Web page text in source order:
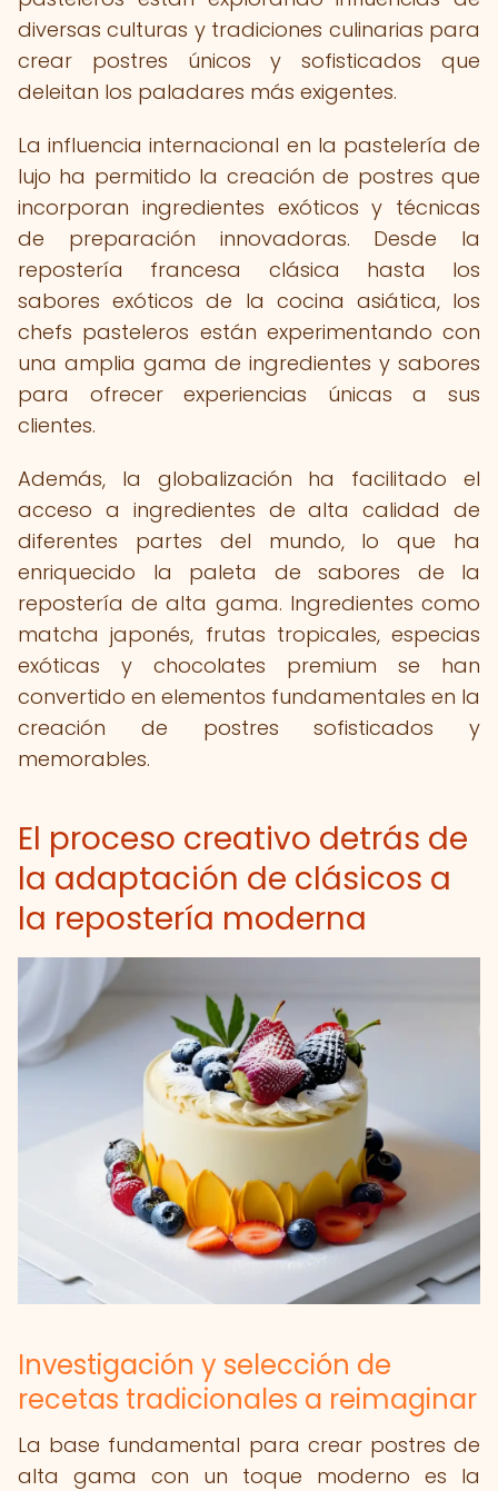
diversas culturas y tradiciones culinarias para
crear postres únicos y sofisticados que
deleitan los paladares más exigentes.
La influencia internacional en la pastelería de
lujo ha permitido la creación de postres que
incorporan ingredientes exóticos y técnicas
de preparación innovadoras. Desde la
repostería francesa clásica hasta los
sabores exóticos de la cocina asiática, los
chefs pasteleros están experimentando con
una amplia gama de ingredientes y sabores
para ofrecer experiencias únicas a sus
clientes.
Además, la globalización ha facilitado el
acceso a ingredientes de alta calidad de
diferentes partes del mundo, lo que ha
enriquecido la paleta de sabores de la
repostería de alta gama. Ingredientes como
matcha japonés, frutas tropicales, especias
exóticas y chocolates premium se han
convertido en elementos fundamentales en la
creación de postres sofisticados y
memorables.
El proceso creativo detrás de
la adaptación de clásicos a
la repostería moderna
Investigación y selección de
recetas tradicionales a reimaginar
La base fundamental para crear postres de
alta gama con un toque moderno es la